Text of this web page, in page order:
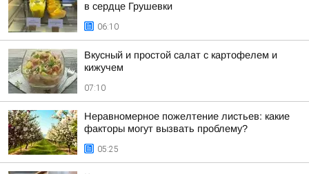
в сердце Грушевки
06:10
Вкусный и простой салат с картофелем и
кижучем
07:10
Неравномерное пожелтение листьев: какие
факторы могут вызвать проблему?
05:25